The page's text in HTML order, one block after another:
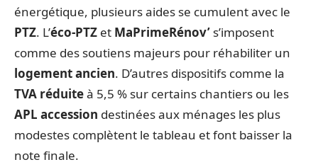
énergétique, plusieurs aides se cumulent avec le
PTZ. L’éco-PTZ et MaPrimeRénov’ s’imposent
comme des soutiens majeurs pour réhabiliter un
logement ancien. D’autres dispositifs comme la
TVA réduiteà 5,5 % sur certains chantiers ou les
APL accession destinées aux ménages les plus
modestes complètent le tableau et font baisser la
note finale.